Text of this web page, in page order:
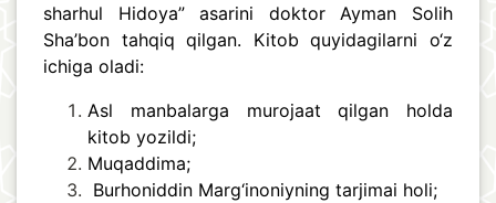
sharhul Hidoya” asarini doktor Ayman Solih
Sha’bon tahqiq qilgan. Kitob quyidagilarni o‘z
ichiga oladi:
Asl manbalarga murojaat qilgan holda
kitob yozildi;
Muqaddima;
Burhoniddin Marg‘inoniyning tarjimai holi;